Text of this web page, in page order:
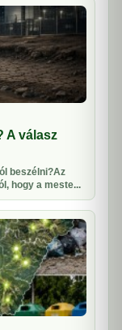
A válasz
beszélni?Az
hogy a meste...